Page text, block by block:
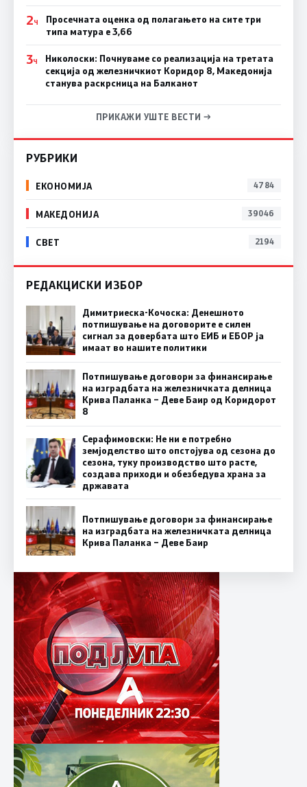
2Ч
Просечната оценка од полагањето на сите три
типа матура е 3,66
3Ч
Николоски: Почнуваме со реализација на третата
секција од железничкиот Коридор 8, Македонија
станува раскрсница на Балканот
ПРИКАЖИ УШТЕ ВЕСТИ →
РУБРИКИ
ЕКОНОМИЈА 4784
МАКЕДОНИЈА 39046
СВЕТ 2194
РЕДАКЦИСКИ ИЗБОР
Димитриеска-Кочоска: Денешното
потпишување на договорите е силен
сигнал за довербата што ЕИБ и ЕБОР ја
имаат во нашите политики
Потпишување договори за финансирање
на изградбата на железничката делница
Крива Паланка – Деве Баир од Коридорот
8
Серафимовски: Не ни е потребно
земјоделство што опстојува од сезона до
сезона, туку производство што расте,
создава приходи и обезбедува храна за
државата
Потпишување договори за финансирање
на изградбата на железничката делница
Крива Паланка – Деве Баир